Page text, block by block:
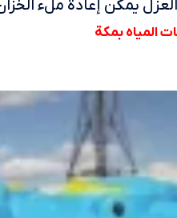
يمكن إعادة ملء
المياه بمكة